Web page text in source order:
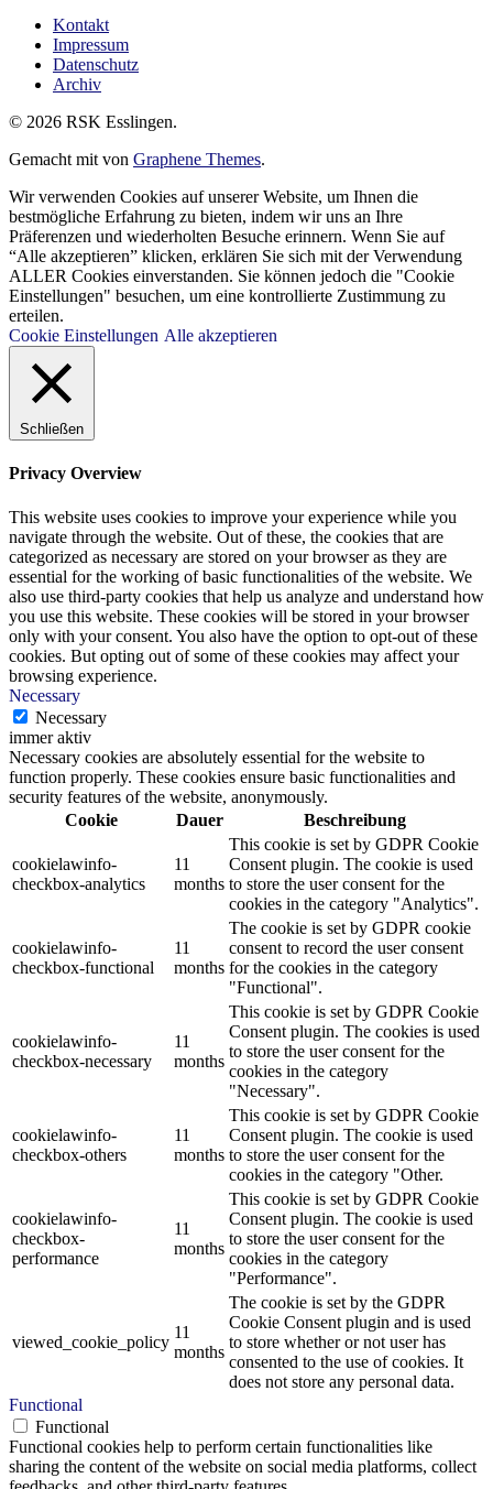
Kontakt
Impressum
Datenschutz
Archiv
© 2026 RSK Esslingen.
Gemacht mit von Graphene Themes.
Wir verwenden Cookies auf unserer Website, um Ihnen die
bestmögliche Erfahrung zu bieten, indem wir uns an Ihre
Präferenzen und wiederholten Besuche erinnern. Wenn Sie auf
“Alle akzeptieren” klicken, erklären Sie sich mit der Verwendung
ALLER Cookies einverstanden. Sie können jedoch die "Cookie
Einstellungen" besuchen, um eine kontrollierte Zustimmung zu
erteilen.
Cookie Einstellungen Alle akzeptieren
Schließen
Privacy Overview
This website uses cookies to improve your experience while you
navigate through the website. Out of these, the cookies that are
categorized as necessary are stored on your browser as they are
essential for the working of basic functionalities of the website. We
also use third-party cookies that help us analyze and understand how
you use this website. These cookies will be stored in your browser
only with your consent. You also have the option to opt-out of these
cookies. But opting out of some of these cookies may affect your
browsing experience.
Necessary
Necessary
immer aktiv
Necessary cookies are absolutely essential for the website to
function properly. These cookies ensure basic functionalities and
security features of the website, anonymously.
Cookie
Dauer Beschreibung
cookielawinfo-
checkbox-analytics
11
months
This cookie is set by GDPR Cookie
Consent plugin. The cookie is used
to store the user consent for the
cookies in the category "Analytics".
cookielawinfo-
checkbox-functional
11
months
The cookie is set by GDPR cookie
consent to record the user consent
for the cookies in the category
"Functional".
cookielawinfo-
checkbox-necessary
11
months
This cookie is set by GDPR Cookie
Consent plugin. The cookies is used
to store the user consent for the
cookies in the category
"Necessary".
cookielawinfo-
checkbox-others
11
months
This cookie is set by GDPR Cookie
Consent plugin. The cookie is used
to store the user consent for the
cookies in the category "Other.
cookielawinfo-
checkbox-
performance
11
months
This cookie is set by GDPR Cookie
Consent plugin. The cookie is used
to store the user consent for the
cookies in the category
"Performance".
viewed_cookie_policy
11
months
The cookie is set by the GDPR
Cookie Consent plugin and is used
to store whether or not user has
consented to the use of cookies. It
does not store any personal data.
Functional
Functional
Functional cookies help to perform certain functionalities like
sharing the content of the website on social media platforms, collect